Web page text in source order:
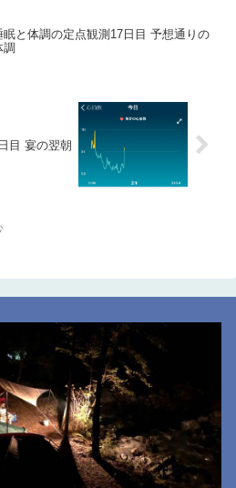
眠と体調の定点観測17日目 予想通りの
調
目 宴の翌朝